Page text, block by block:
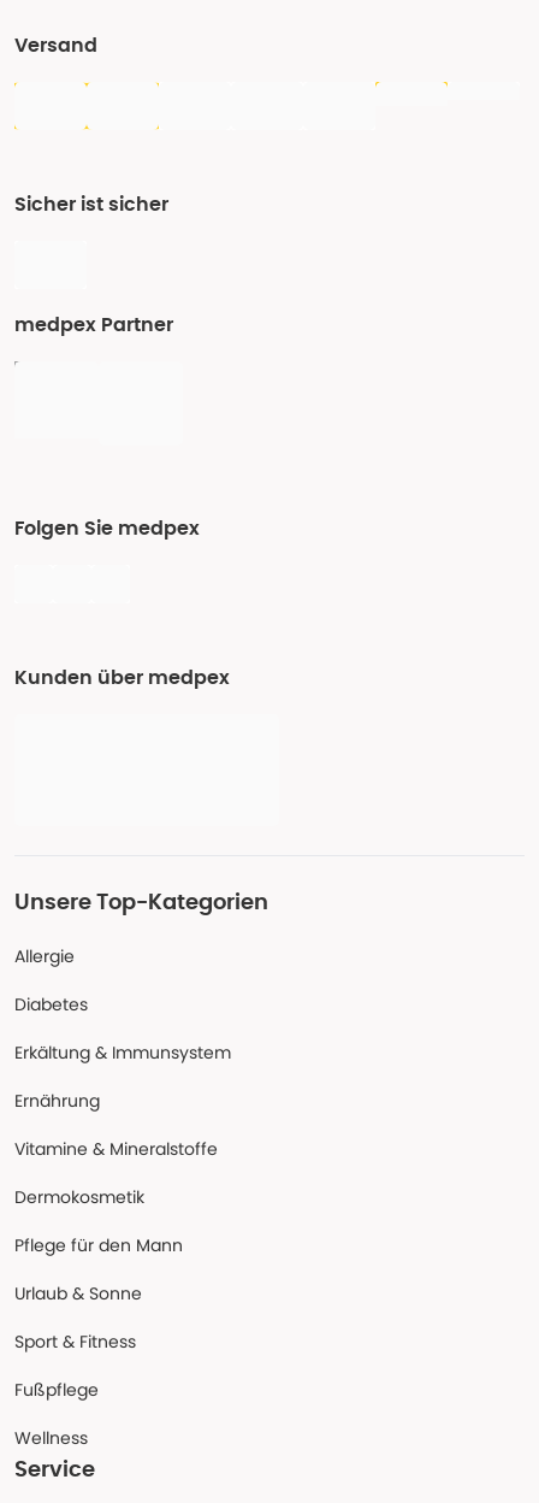
Versand
Sicher ist sicher
medpex Partner
Folgen Sie medpex
Kunden über medpex
Unsere Top-Kategorien
Allergie
Diabetes
Erkältung & Immunsystem
Ernährung
Vitamine & Mineralstoffe
Dermokosmetik
Pflege für den Mann
Urlaub & Sonne
Sport & Fitness
Fußpflege
Wellness
Service